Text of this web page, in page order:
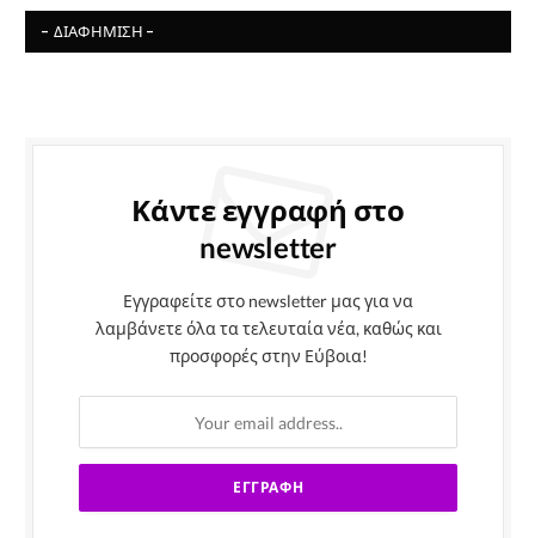
- ΔΙΑΦΉΜΙΣΗ -
Κάντε εγγραφή στο
newsletter
Εγγραφείτε στο newsletter μας για να
λαμβάνετε όλα τα τελευταία νέα, καθώς και
προσφορές στην Εύβοια!